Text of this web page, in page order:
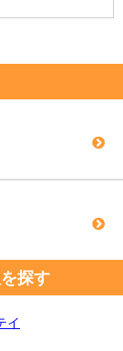
探す
イ